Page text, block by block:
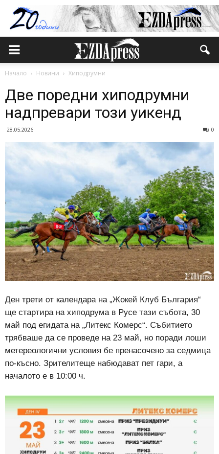
Начало Новини Хиподрумни
Две поредни хиподрумни
надпревари този уикенд
28.05.2026 0
Ден трети от календара на „Жокей Клуб България“
ще стартира на хиподрума в Русе тази събота, 30
май под егидата на „Литекс Комерс“. Събитието
трябваше да се проведе на 23 май, но поради лоши
метереологични условия бе пренасочено за седмица
по-късно. Зрителитеще набюдават пет гари, а
началото е в 10:00 ч.